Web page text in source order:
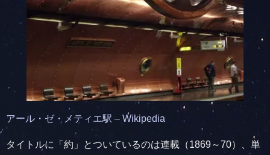
アール・ゼ・メティエ駅 – Wikipedia
タイトルに「約」とついているのは連載（1869～70）、単